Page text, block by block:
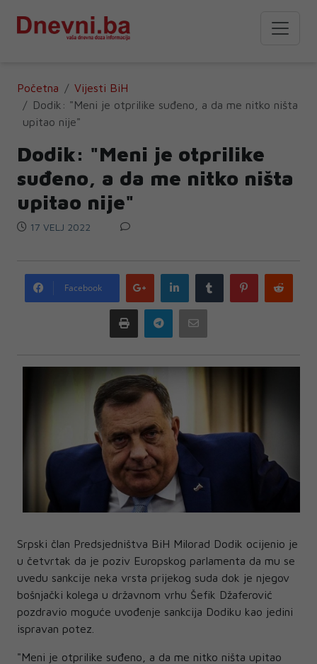
Početna
Vijesti BiH
Dodik: "Meni je otprilike suđeno, a da me nitko ništa
upitao nije"
Dodik: "Meni je otprilike
suđeno, a da me nitko ništa
upitao nije"
17 VELJ 2022
Facebook
Google
plus
LinkedIn Tumblr Pinterest
Print Telegram
Srpski član Predsjedništva BiH Milorad Dodik ocijenio je
u četvrtak da je poziv Europskog parlamenta da mu se
uvedu sankcije neka vrsta prijekog suda dok je njegov
bošnjački kolega u državnom vrhu Šefik Džaferović
pozdravio moguće uvođenje sankcija Dodiku kao jedini
ispravan potez.
"Meni je otprilike suđeno, a da me nitko ništa upitao